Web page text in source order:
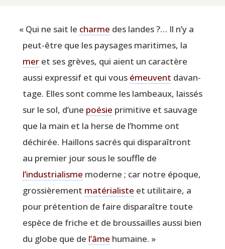
« Qui ne sait le charme des landes ?… Il n’y a
peut-être que les pay­sages mari­times, la
meret ses grèves, qui aient un carac­tère
aus­si expres­sif et qui vous émeuvent davan­
tage. Elles sont comme les lam­beaux, lais­sés
sur le sol, d’une poé­sie pri­mi­tive et sau­vage
que la main et la herse de l’homme ont
déchi­rée. Haillons sacrés qui dis­pa­raî­tront
au pre­mier jour sous le souffle de
l’industrialisme moderne ; car notre époque,
gros­siè­re­ment maté­ria­liste et uti­li­taire, a
pour pré­ten­tion de faire dis­pa­raître toute
espèce de friche et de brous­sailles aus­si bien
du globe que de l’âme humaine. »